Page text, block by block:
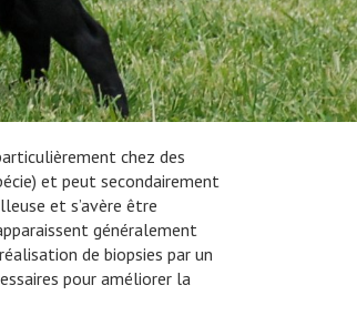
chez des
et peut secondairement
et s’avère être
généralement
de biopsies par un
pour améliorer la